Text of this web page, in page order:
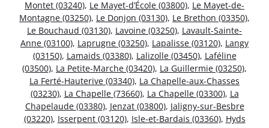
Montet (03240), Le Mayet-d’École (03800), Le Mayet-de-
Montagne (03250), Le Donjon (03130), Le Brethon (03350),
Le Bouchaud (03130), Lavoine (03250), Lavault-Sainte-
Anne (03100), Laprugne (03250), Lapalisse (03120), Langy
(03150), Lamaids (03380), Lalizolle (03450), Laféline
(03500), La Petite-Marche (03420), La Guillermie (03250),
La Ferté-Hauterive (03340), La Chapelle-aux-Chasses
(03230), La Chapelle (73660), La Chapelle (03300), La
Chapelaude (03380), Jenzat (03800), Jaligny-sur-Besbre
(03220), Isserpent (03120), Isle-et-Bardais (03360), Hyds